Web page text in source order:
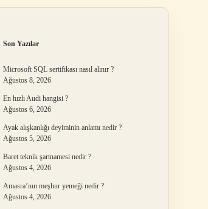
Son Yazılar
Microsoft SQL sertifikası nasıl alınır ?
Ağustos 8, 2026
En hızlı Audi hangisi ?
Ağustos 6, 2026
Ayak alışkanlığı deyiminin anlamı nedir ?
Ağustos 5, 2026
Baret teknik şartnamesi nedir ?
Ağustos 4, 2026
Amasra’nın meşhur yemeği nedir ?
Ağustos 4, 2026